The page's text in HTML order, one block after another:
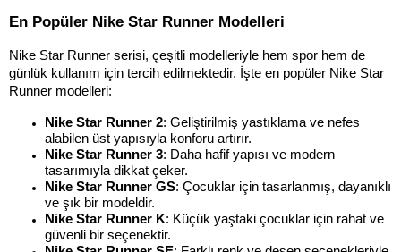
En Popüler Nike Star Runner Modelleri
Nike Star Runner serisi, çeşitli modelleriyle hem spor hem de
günlük kullanım için tercih edilmektedir. İşte en popüler Nike Star
Runner modelleri:
Nike Star Runner 2: Geliştirilmiş yastıklama ve nefes
alabilen üst yapısıyla konforu artırır.
Nike Star Runner 3: Daha hafif yapısı ve modern
tasarımıyla dikkat çeker.
Nike Star Runner GS: Çocuklar için tasarlanmış, dayanıklı
ve şık bir modeldir.
Nike Star Runner K: Küçük yaştaki çocuklar için rahat ve
güvenli bir seçenektir.